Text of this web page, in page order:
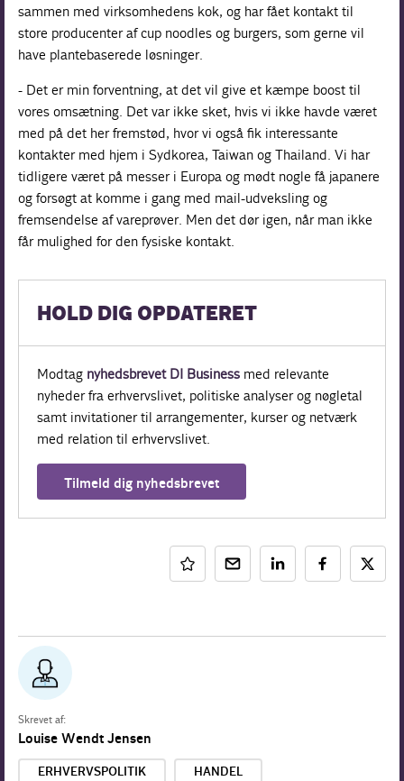
sammen med virksomhedens kok, og har fået kontakt til
store producenter af cup noodles og burgers, som gerne vil
have plantebaserede løsninger.
- Det er min forventning, at det vil give et kæmpe boost til
vores omsætning. Det var ikke sket, hvis vi ikke havde været
med på det her fremstød, hvor vi også fik interessante
kontakter med hjem i Sydkorea, Taiwan og Thailand. Vi har
tidligere været på messer i Europa og mødt nogle få japanere
og forsøgt at komme i gang med mail-udveksling og
fremsendelse af vareprøver. Men det dør igen, når man ikke
får mulighed for den fysiske kontakt.
HOLD DIG OPDATERET
Modtag nyhedsbrevet DI Business med relevante
nyheder fra erhvervslivet, politiske analyser og nøgletal
samt invitationer til arrangementer, kurser og netværk
med relation til erhvervslivet.
Tilmeld dig nyhedsbrevet
Skrevet af:
Louise Wendt Jensen
ERHVERVSPOLITIK HANDEL